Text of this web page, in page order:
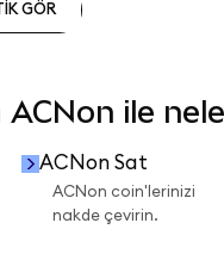
GÖR
ile
ACNon Sat
ACNon coin'lerinizi
nakde çevirin.